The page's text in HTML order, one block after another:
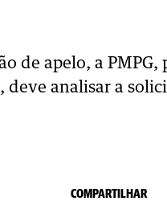
de apelo, a PMPG,
deve analisar a
COMPARTILHAR